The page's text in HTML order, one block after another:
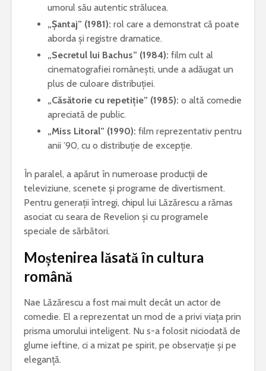
umorul său autentic strălucea.
„Șantaj” (1981): rol care a demonstrat că poate
aborda și registre dramatice.
„Secretul lui Bachus” (1984): film cult al
cinematografiei românești, unde a adăugat un
plus de culoare distribuției.
„Căsătorie cu repetiție” (1985): o altă comedie
apreciată de public.
„Miss Litoral” (1990): film reprezentativ pentru
anii ’90, cu o distribuție de excepție.
În paralel, a apărut în numeroase producții de
televiziune, scenete și programe de divertisment.
Pentru generații întregi, chipul lui Lăzărescu a rămas
asociat cu seara de Revelion și cu programele
speciale de sărbători.
Moștenirea lăsată în cultura
română
Nae Lăzărescu a fost mai mult decât un actor de
comedie. El a reprezentat un mod de a privi viața prin
prisma umorului inteligent. Nu s-a folosit niciodată de
glume ieftine, ci a mizat pe spirit, pe observație și pe
eleganță.